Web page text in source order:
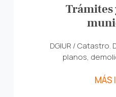
Trámites
DGIUR / Catastro.
planos,
MÁS